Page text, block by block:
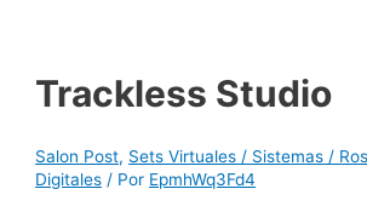
Trackless Studio
Salon Post, Sets Virtuales / Sistemas /
Digitales / Por EpmhWq3Fd4